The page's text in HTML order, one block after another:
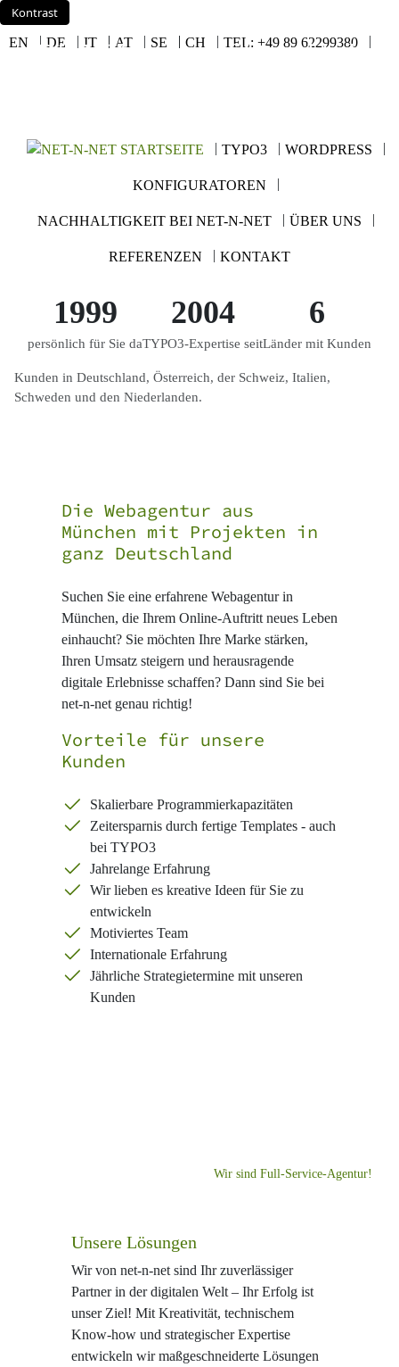
Kontrast
EN DE IT AT SE CH TEL: +49 89 62299380
Die Webagentur für nachhaltige
TYPO3 WORDPRESS
KONFIGURATOREN
NACHHALTIGKEIT BEI NET-N-NET ÜBER UNS
REFERENZEN KONTAKT
1999
persönlich für Sie da
2004
TYPO3-Expertise seit
6
Länder mit Kunden
Kunden in Deutschland, Österreich, der Schweiz, Italien,
Schweden und den Niederlanden.
Die Webagentur aus
München mit Projekten in
ganz Deutschland
Suchen Sie eine erfahrene Webagentur in
München, die Ihrem Online-Auftritt neues Leben
einhaucht? Sie möchten Ihre Marke stärken,
Ihren Umsatz steigern und herausragende
digitale Erlebnisse schaffen? Dann sind Sie bei
net-n-net genau richtig!
Vorteile für unsere
Kunden
Skalierbare Programmierkapazitäten
Zeitersparnis durch fertige Templates - auch
bei TYPO3
Jahrelange Erfahrung
Wir lieben es kreative Ideen für Sie zu
entwickeln
Motiviertes Team
Internationale Erfahrung
Jährliche Strategietermine mit unseren
Kunden
Wir sind Full-Service-Agentur!
Unsere Lösungen
Wir von net-n-net sind Ihr zuverlässiger
Partner in der digitalen Welt – Ihr Erfolg ist
unser Ziel! Mit Kreativität, technischem
Know-how und strategischer Expertise
entwickeln wir maßgeschneiderte Lösungen